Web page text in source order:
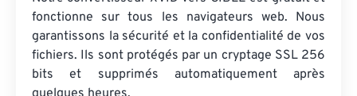
fonctionne sur tous les navigateurs web. Nous
garantissons la sécurité et la confidentialité de vos
fichiers. Ils sont protégés par un cryptage SSL 256
bits et supprimés automatiquement après